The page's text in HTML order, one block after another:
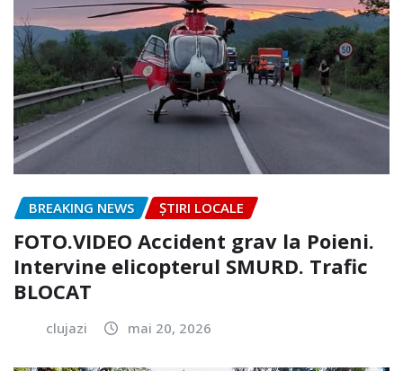
BREAKING NEWS ȘTIRI LOCALE
FOTO.VIDEO Accident grav la Poieni.
Intervine elicopterul SMURD. Trafic
BLOCAT
clujazi mai 20, 2026